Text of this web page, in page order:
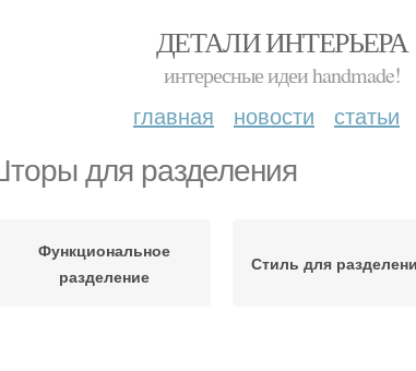
ДЕТАЛИ ИНТЕРЬЕРА
интересные идеи handmade!
главная новости статьи
для разделения
Функциональное
разделение
Стиль для